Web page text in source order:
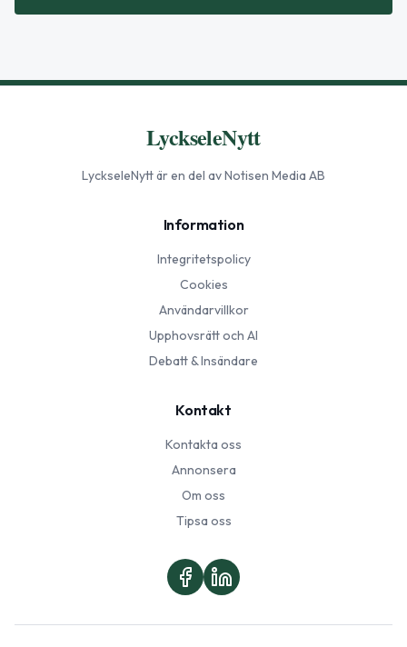
LyckseleNytt
LyckseleNyttär en del av Notisen Media AB
Information
Integritetspolicy
Cookies
Användarvillkor
Upphovsrätt och AI
Debatt & Insändare
Kontakt
Kontakta oss
Annonsera
Om oss
Tipsa oss